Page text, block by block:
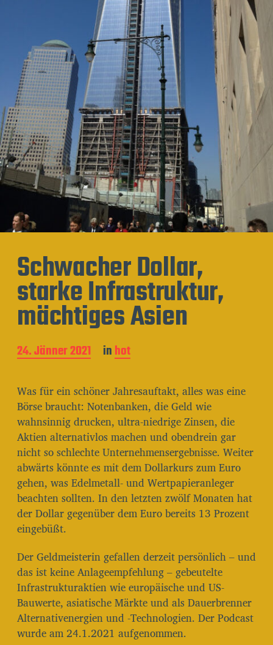
Schwacher Dollar,
starke Infrastruktur,
mächtiges Asien
B
e
t
r
a
g
s
d
a
t
u
m
24. Jänner 2021 inhot
Was für ein schöner Jahresauftakt, alles was eine
Börse braucht: Notenbanken, die Geld wie
wahnsinnig drucken, ultra-niedrige Zinsen, die
Aktien alternativlos machen und obendrein gar
nicht so schlechte Unternehmensergebnisse. Weiter
abwärts könnte es mit dem Dollarkurs zum Euro
gehen, was Edelmetall- und Wertpapieranleger
beachten sollten. In den letzten zwölf Monaten hat
der Dollar gegenüber dem Euro bereits 13 Prozent
eingebüßt.
Der Geldmeisterin gefallen derzeit persönlich – und
das ist keine Anlageempfehlung – gebeutelte
Infrastrukturaktien wie europäische und US-
Bauwerte, asiatische Märkte und als Dauerbrenner
Alternativenergien und -Technologien. Der Podcast
wurde am 24.1.2021 aufgenommen.